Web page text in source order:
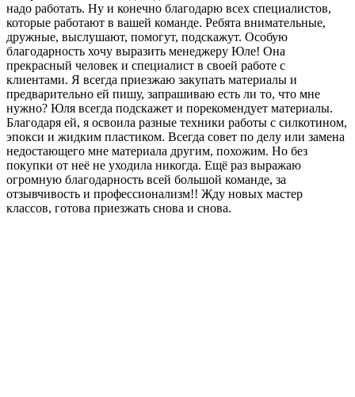
надо работать. Ну и конечно благодарю всех специалистов,
которые работают в вашей команде. Ребята внимательные,
дружные, выслушают, помогут, подскажут. Особую
благодарность хочу выразить менеджеру Юле! Она
прекрасный человек и специалист в своей работе с
клиентами. Я всегда приезжаю закупать материалы и
предварительно ей пишу, запрашиваю есть ли то, что мне
нужно? Юля всегда подскажет и порекомендует материалы.
Благодаря ей, я освоила разные техники работы с силкотином,
эпокси и жидким пластиком. Всегда совет по делу или замена
недостающего мне материала другим, похожим. Но без
покупки от неё не уходила никогда. Ещё раз выражаю
огромную благодарность всей большой команде, за
отзывчивость и профессионализм!! Жду новых мастер
классов, готова приезжать снова и снова.